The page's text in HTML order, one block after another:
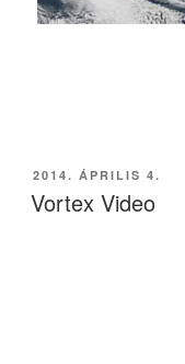
BEKÜLDVE:
2014. ÁPRILIS 4.
Vortex Video